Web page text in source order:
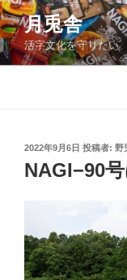
コ
ン
テ
ン
月兎舎
活字文化を守りたい
投
稿
日:
2022年9月6日 投稿者: 野
NAGI−90